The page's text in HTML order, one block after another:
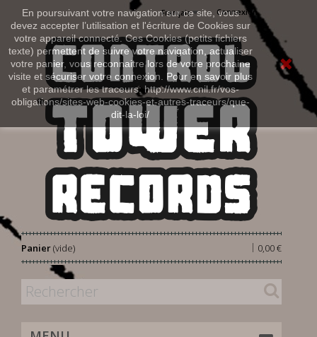
En poursuivant votre navigation sur ce site, vous
devez accepter l’utilisation et l'écriture de Cookies sur
votre appareil connecté. Ces Cookies (petits fichiers
texte) permettent de suivre votre navigation, actualiser
votre panier, vous reconnaitre lors de votre prochaine
visite et sécuriser votre connexion. Pour en savoir plus
et paramétrer les traceurs: http://www.cnil.fr/vos-
obligations/sites-web-cookies-et-autres-traceurs/que-
dit-la-loi/
Connexion
Français
Panier 0,00 €
|
(vide)